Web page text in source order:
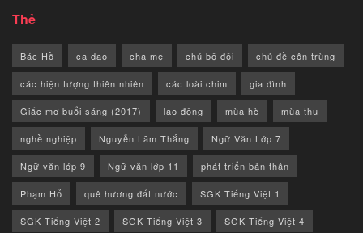
Thẻ
Bác Hồ ca dao cha mẹ chú bộ đội chủ đề côn trùng
các hiện tượng thiên nhiên các loài chim gia đình
Giấc mơ buổi sáng (2017) lao động mùa hè mùa thu
nghề nghiệp Nguyễn Lãm Thắng Ngữ Văn Lớp 7
Ngữ văn lớp 9 Ngữ văn lớp 11 phát triển bản thân
Phạm Hổ quê hương đất nước SGK Tiếng Việt 1
SGK Tiếng Việt 2 SGK Tiếng Việt 3 SGK Tiếng Việt 4